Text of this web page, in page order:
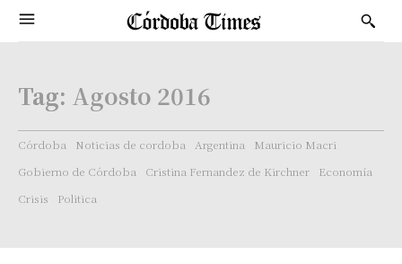
Tag: Agosto 2016
Córdoba Noticias de cordoba Argentina
Mauricio Macri
Gobierno de Córdoba
Cristina Fernandez de Kirchner
Economía
Crisis
Politica